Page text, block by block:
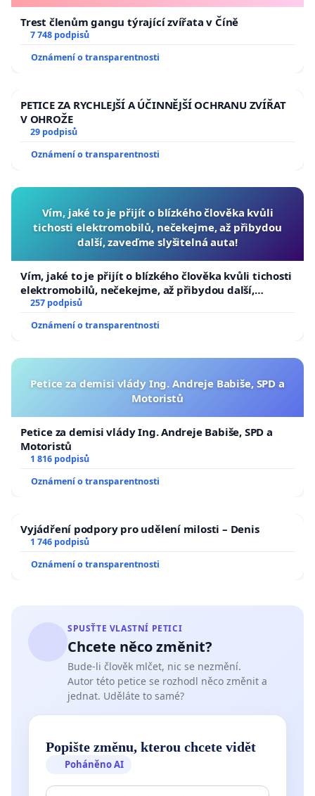
Trest členům gangu týrající zvířata v Číně
7 748 podpisů
Oznámení o transparentnosti
PETICE ZA RYCHLEJŠÍ A ÚČINNĚJŠÍ OCHRANU ZVÍŘAT
V OHROŽE
29 podpisů
Oznámení o transparentnosti
Vím, jaké to je přijít o blízkého člověka kvůli
tichosti elektromobilů, nečekejme, až přibydou
další, zaveďme slyšitelná auta!
Vím, jaké to je přijít o blízkého člověka kvůli tichosti
elektromobilů, nečekejme, až přibydou další,
zaveďme slyšitelná auta!
257 podpisů
Oznámení o transparentnosti
Petice za demisi vlády Ing. Andreje Babiše, SPD a
Motoristů
Petice za demisi vlády Ing. Andreje Babiše, SPD a
Motoristů
1 816 podpisů
Oznámení o transparentnosti
Vyjádření podpory pro udělení milosti – Denis
1 746 podpisů
Oznámení o transparentnosti
SPUSŤTE VLASTNÍ PETICI
Chcete něco změnit?
Bude-li člověk mlčet, nic se nezmění.
Autor této petice se rozhodl něco změnit a
jednat. Uděláte to samé?
Popište změnu, kterou chcete vidět
Poháněno AI